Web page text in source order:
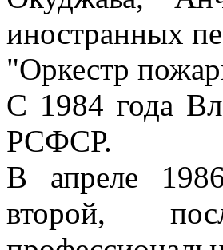
иностранных
"Оркестр
С 1984 года
РСФСР.
В апреле
второй,